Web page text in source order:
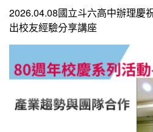
2026.04.08國立斗六高中辦理慶
出校友經驗分享講座